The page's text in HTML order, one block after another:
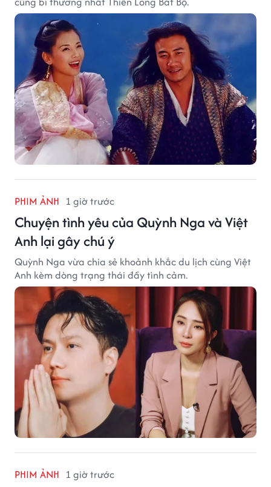
PHIM ẢNH 1 giờ trước
Chuyện tình yêu của Quỳnh Nga và Việt
Anh lại gây chú ý
Quỳnh Nga vừa chia sẻ khoảnh khắc du lịch cùng Việt
Anh kèm dòng trạng thái đầy tình cảm.
PHIM ẢNH 1 giờ trước